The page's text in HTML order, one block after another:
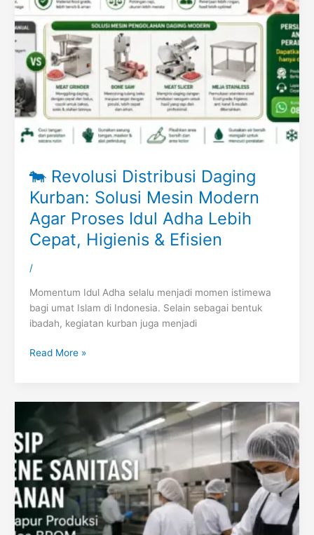
🐄 Revolusi Distribusi Daging
Kurban: Solusi Mesin Modern
Agar Proses Idul Adha Lebih
Cepat, Higienis & Efisien
/
Momentum Idul Adha selalu menjadi momen istimewa
bagi umat Islam di Indonesia. Selain sebagai bentuk
ibadah, kegiatan kurban juga menjadi
Read More »